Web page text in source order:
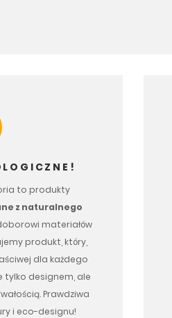
to produkty
z naturalnego
materiałów
produkt, który,
dla każdego
tylko designem, ale
Prawdziwa
i eco-designu!